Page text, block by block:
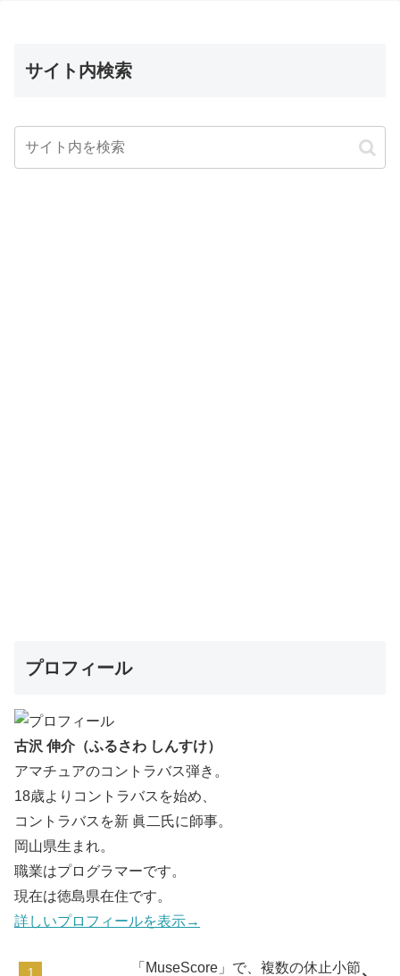
サイト内検索
プロフィール
古沢 伸介（ふるさわ しんすけ）
アマチュアのコントラバス弾き。
18歳よりコントラバスを始め、
コントラバスを新 眞二氏に師事。
岡山県生まれ。
職業はプログラマーです。
現在は徳島県在住です。
詳しいプロフィールを表示→
「MuseScore」で、複数の休止小節